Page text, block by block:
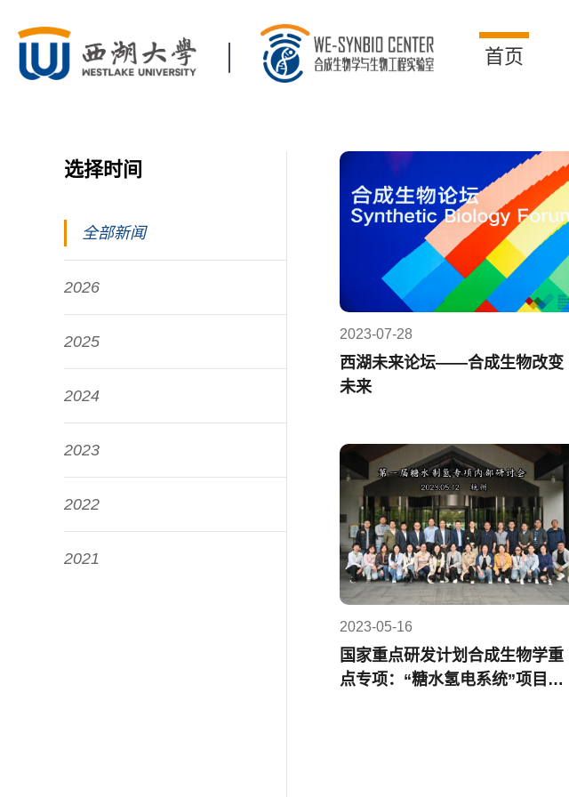
首页
选择时间
全部新闻
2026
2025
2024
2023
2022
2021
2023-07-28
西湖未来论坛——合成生物改变
未来
2023-05-16
国家重点研发计划合成生物学重
点专项：“糖水氢电系统”项目研